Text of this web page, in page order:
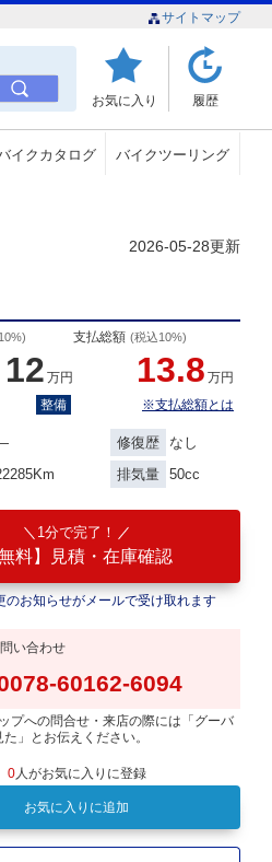
サイトマップ
お気に入り 履歴
イクカタログ バイクツーリング
2026-05-28更新
12 万円
整備
支払総額 (税込10%)
13.8 万円
※支払総額とは
修復歴
なし
排気量 50cc
1分で完了！
無料】見積・在庫確認
のお知らせがメールで受け取れます
い合わせ
60162-6094
プへの問合せ・来店の際には「グーバ
」とお伝えください。
0人がお気に入りに登録
お気に入りに追加